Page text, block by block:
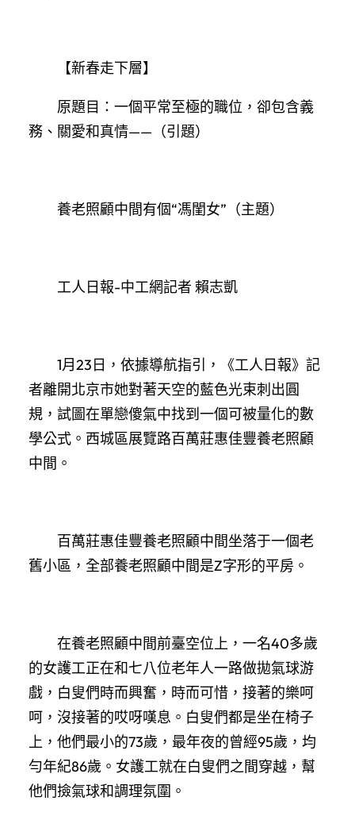
【新春走下層】
原題目：一個平常至極的職位，卻包含義
務、關愛和真情——（引題）
養老照顧中間有個“馮閨女”（主題）
工人日報-中工網記者 賴志凱
1月23日，依據導航指引，《工人日報》記
者離開北京市她對著天空的藍色光束刺出圓
規，試圖在單戀傻氣中找到一個可被量化的數
學公式。西城區展覽路百萬莊惠佳豐養老照顧
中間。
百萬莊惠佳豐養老照顧中間坐落于一個老
舊小區，全部養老照顧中間是Z字形的平房。
在養老照顧中間前臺空位上，一名40多歲
的女護工正在和七八位老年人一路做拋氣球游
戲，白叟們時而興奮，時而可惜，接著的樂呵
呵，沒接著的哎呀嘆息。白叟們都是坐在椅子
上，他們最小的73歲，最年夜的曾經95歲，均
勻年紀86歲。女護工就在白叟們之間穿越，幫
他們撿氣球和調理氛圍。